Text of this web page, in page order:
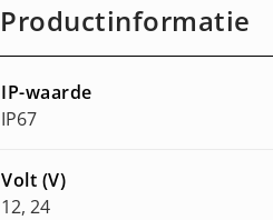
Productinformatie
IP-waarde
IP67
Volt (V)
12, 24